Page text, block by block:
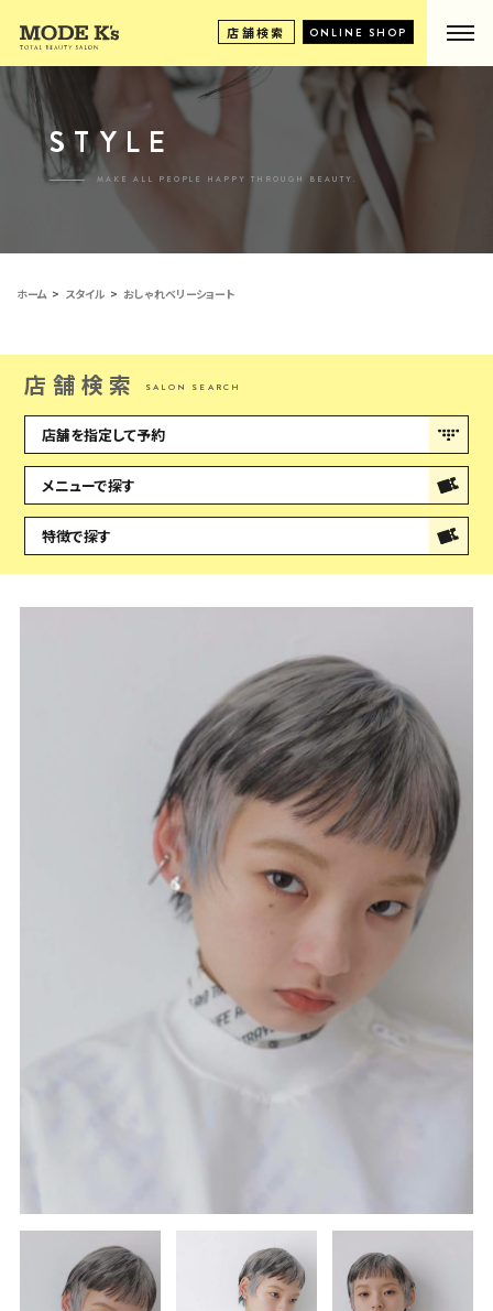
店舗検索
STYLE
MAKE ALL PEOPLE HAPPY THROUGH BEAUTY.
ホーム スタイル おしゃれベリーショート
店舗検索 SALON SEARCH
店舗を指定して予約
メニューで探す
特徴で探す
ONLINE SHOP